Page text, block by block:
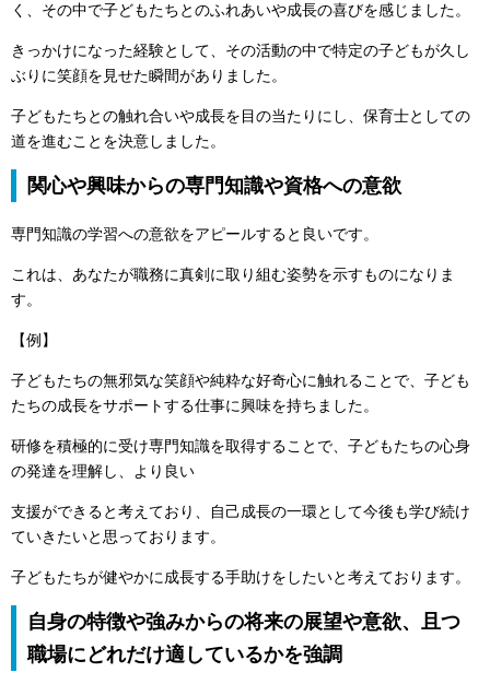
く、その中で子どもたちとのふれあいや成長の喜びを感じました。
きっかけになった経験として、その活動の中で特定の子どもが久し
ぶりに笑顔を見せた瞬間がありました。
子どもたちとの触れ合いや成長を目の当たりにし、保育士としての
道を進むことを決意しました。
関心や興味からの専門知識や資格への意欲
専門知識の学習への意欲をアピールすると良いです。
これは、あなたが職務に真剣に取り組む姿勢を示すものになりま
す。
【例】
子どもたちの無邪気な笑顔や純粋な好奇心に触れることで、子ども
たちの成長をサポートする仕事に興味を持ちました。
研修を積極的に受け専門知識を取得することで、子どもたちの心身
の発達を理解し、より良い
支援ができると考えており、自己成長の一環として今後も学び続け
ていきたいと思っております。
子どもたちが健やかに成長する手助けをしたいと考えております。
自身の特徴や強みからの将来の展望や意欲、且つ
職場にどれだけ適しているかを強調